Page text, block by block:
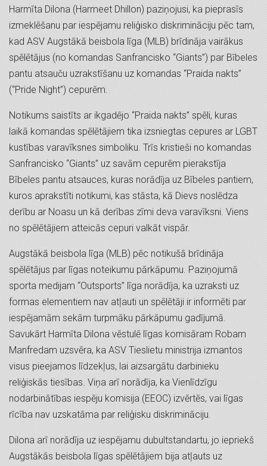
Harmīta Dilona (Harmeet Dhillon) paziņojusi, ka pieprasīs
izmeklēšanu par iespējamu reliģisko diskrimināciju pēc tam,
kad ASV Augstākā beisbola līga (MLB) brīdināja vairākus
spēlētājus (no komandas Sanfrancisko “Giants”) par Bībeles
pantu atsauču uzrakstīšanu uz komandas “Praida nakts”
(“Pride Night”) cepurēm.
Notikums saistīts ar ikgadējo “Praida nakts” spēli, kuras
laikā komandas spēlētājiem tika izsniegtas cepures ar LGBT
kustības varavīksnes simboliku. Trīs kristieši no komandas
Sanfrancisko “Giants” uz savām cepurēm pierakstīja
Bībeles pantu atsauces, kuras norādīja uz Bībeles pantiem,
kuros aprakstīti notikumi, kas stāsta, kā Dievs noslēdza
derību ar Noasu un kā derības zīmi deva varavīksni. Viens
no spēlētājiem atteicās cepuri valkāt vispār.
Augstākā beisbola līga (MLB) pēc notikušā brīdināja
spēlētājus par līgas noteikumu pārkāpumu. Paziņojumā
sporta medijam “Outsports” līga norādīja, ka uzraksti uz
formas elementiem nav atļauti un spēlētāji ir informēti par
iespējamām sekām turpmāku pārkāpumu gadījumā.
Savukārt Harmīta Dilona vēstulē līgas komisāram Robam
Manfredam uzsvēra, ka ASV Tieslietu ministrija izmantos
visus pieejamos līdzekļus, lai aizsargātu darbinieku
reliģiskās tiesības. Viņa arī norādīja, ka Vienlīdzīgu
nodarbinātības iespēju komisija (EEOC) izvērtēs, vai līgas
rīcība nav uzskatāma par reliģisku diskrimināciju.
Dilona arī norādīja uz iespējamu dubultstandartu, jo iepriekš
Augstākās beisbola līgas spēlētājiem bija atļauts uz